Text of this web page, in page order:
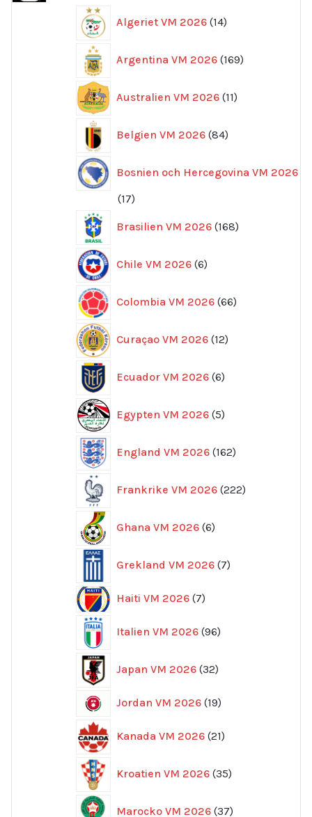
Algeriet VM 2026 14
produkter
Argentina VM 2026 169
produkter
Australien VM 2026 11
produkter
Belgien VM 2026 84
produkter
Bosnien och Hercegovina VM 2026
1717
Brasilien VM 2026 168
produkter
Chile VM 2026 6
produkter
Colombia VM 2026 66
produkter
Curaçao VM 2026 12
produkter
Ecuador VM 2026 6
produkter
Egypten VM 2026 5
produkter
England VM 2026 162
produkter
Frankrike VM 2026 222
produkter
Ghana VM 2026 6
produkter
Grekland VM 2026 7
produkter
Haiti VM 2026 77
Italien VM 2026 96
produkter
Japan VM 2026 32
produkter
Jordan VM 2026 1919
Kanada VM 2026 21
produkter
Kroatien VM 2026 35
produkter
Marocko VM 2026 37